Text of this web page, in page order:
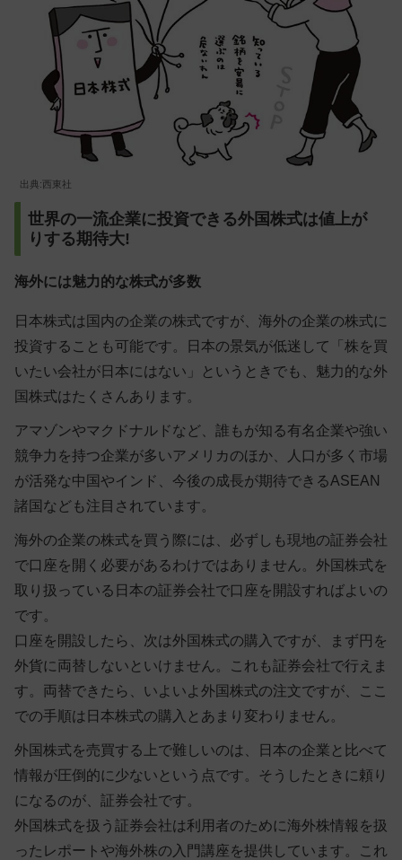
出典:西東社
世界の一流企業に投資できる外国株式は値上が
りする期待大!
海外には魅力的な株式が多数
日本株式は国内の企業の株式ですが、海外の企業の株式に
投資することも可能です。日本の景気が低迷して「株を買
いたい会社が日本にはない」というときでも、魅力的な外
国株式はたくさんあります。
アマゾンやマクドナルドなど、 誰もが知る有名企業や強い
競争力を持つ企業が多いアメリカのほか、人口が多く市場
が活発な中国やインド、今後の成長が期待できるASEAN
諸国なども注目 されています。
海外の企業の株式を買う際には、必ずしも現地の証券会社
で口座を開く必要があるわけではありません。外国株式を
取り扱っている日本の証券会社で口座を開設すればよいの
です。
口座を開設したら、次は外国株式の購入ですが、まず円を
外貨に両替しないといけません。これも証券会社で行えま
す。両替できたら、いよいよ外国株式の注文ですが、ここ
での手順は日本株式の購入とあまり変わりません。
外国株式を売買する上で難しいのは、日本の企業と比べて
情報が圧倒的に少ないという点です。そうしたときに頼り
になるのが、証券会社です。
外国株式を扱う証券会社は利用者のために海外株情報を扱
ったレポートや海外株の入門講座を提供しています。
これ